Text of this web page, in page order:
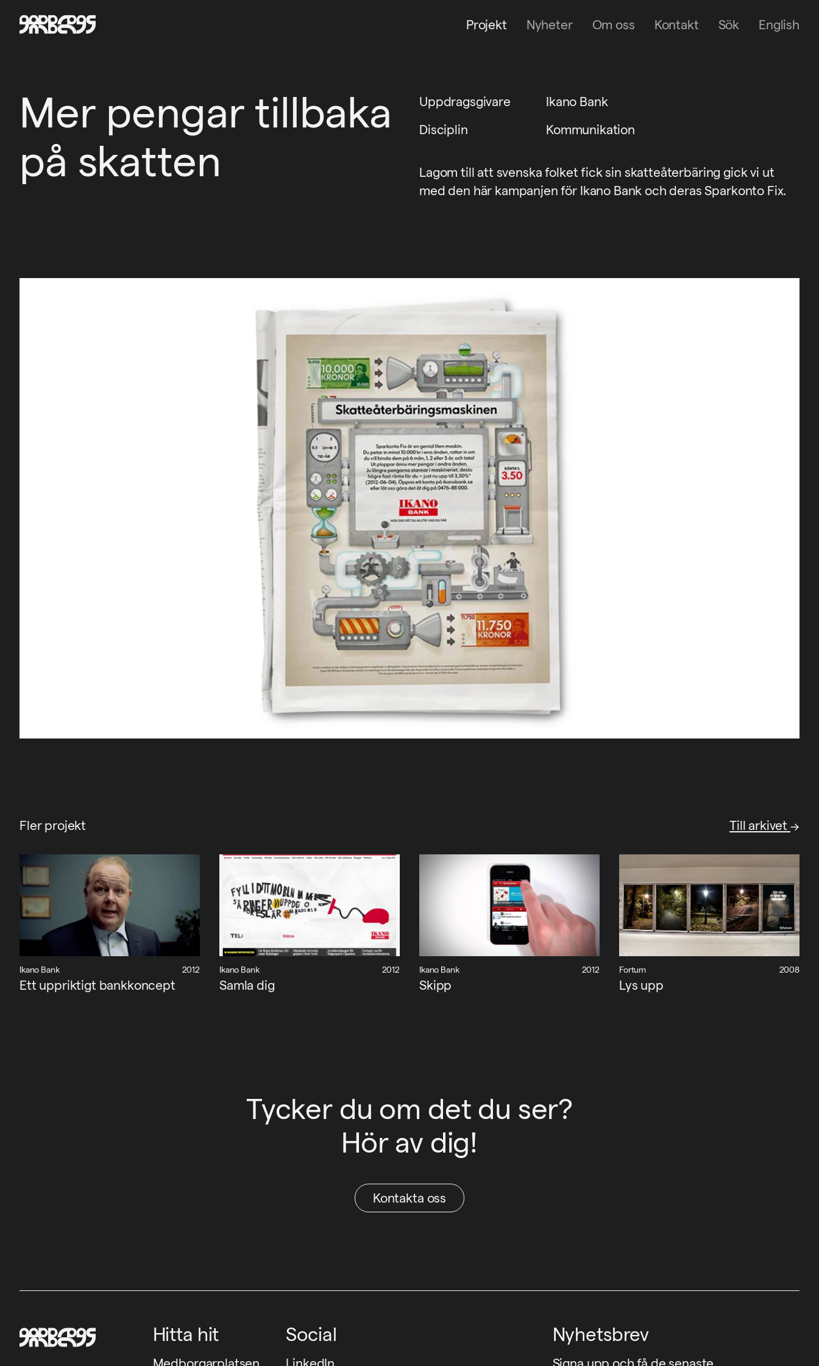
Projekt Nyheter Om oss Kontakt Sök English
Projekt
Nyheter
Om oss
Kontakt
Sök
English
Mer pengar tillbaka
på skatten
Uppdragsgivare
Ikano Bank
Disciplin
Kommunikation
Lagom till att svenska folket fick sin skatteåterbäring gick vi ut
med den här kampanjen för Ikano Bank och deras Sparkonto Fix.
Fler projekt Till arkivet
Ikano Bank 2012
Ett uppriktigt bankkoncept
Ikano Bank 2012
Samla dig
Ikano Bank 2012
Skipp
Fortum 2008
Lys upp
Tycker du om det du ser?
Hör av dig!
Kontakta oss
Hitta hit
Medborgarplatsen
Social
LinkedIn
Nyhetsbrev
Signa upp och få de senaste